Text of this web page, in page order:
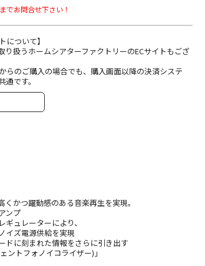
でお問合せ下さい！
について】
扱うホームシアターファクトリーのECサイトもござ
らのご購入の場合でも、購入画面以降の決済システ
です。
かつ躍動感のある音楽再生を実現。
ンプ
ュレーターにより、
イズ電源供給を実現
ドに刻まれた情報をさらに引き出す
ントフォノイコライザー)」